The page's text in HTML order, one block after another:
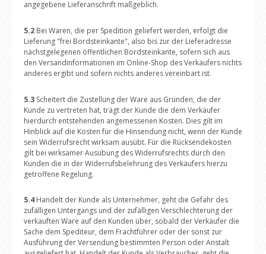
angegebene Lieferanschrift maßgeblich.
5.2 Bei Waren, die per Spedition geliefert werden, erfolgt die
Lieferung "frei Bordsteinkante", also bis zur der Lieferadresse
nächstgelegenen öffentlichen Bordsteinkante, sofern sich aus
den Versandinformationen im Online-Shop des Verkäufers nichts
anderes ergibt und sofern nichts anderes vereinbart ist.
5.3 Scheitert die Zustellung der Ware aus Gründen, die der
Kunde zu vertreten hat, trägt der Kunde die dem Verkäufer
hierdurch entstehenden angemessenen Kosten. Dies gilt im
Hinblick auf die Kosten für die Hinsendung nicht, wenn der Kunde
sein Widerrufsrecht wirksam ausübt. Für die Rücksendekosten
gilt bei wirksamer Ausübung des Widerrufsrechts durch den
Kunden die in der Widerrufsbelehrung des Verkäufers hierzu
getroffene Regelung.
5.4 Handelt der Kunde als Unternehmer, geht die Gefahr des
zufälligen Untergangs und der zufälligen Verschlechterung der
verkauften Ware auf den Kunden über, sobald der Verkäufer die
Sache dem Spediteur, dem Frachtführer oder der sonst zur
Ausführung der Versendung bestimmten Person oder Anstalt